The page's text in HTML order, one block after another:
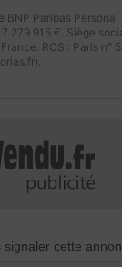
BNP Paribas
279 915 €. Siège
RCS : Paris n°
signaler cette